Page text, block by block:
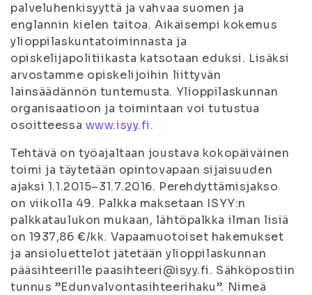
palveluhenkisyyttä ja vahvaa suomen ja
englannin kielen taitoa. Aikaisempi kokemus
ylioppilaskuntatoiminnasta ja
opiskelijapolitiikasta katsotaan eduksi. Lisäksi
arvostamme opiskelijoihin liittyvän
lainsäädännön tuntemusta. Ylioppilaskunnan
organisaatioon ja toimintaan voi tutustua
osoitteessa www.isyy.fi.
Tehtävä on työajaltaan joustava kokopäiväinen
toimi ja täytetään opintovapaan sijaisuuden
ajaksi 1.1.2015–31.7.2016. Perehdyttämisjakso
on viikolla 49. Palkka maksetaan ISYY:n
palkkataulukon mukaan, lähtöpalkka ilman lisiä
on 1937,86 €/kk. Vapaamuotoiset hakemukset
ja ansioluettelot jätetään ylioppilaskunnan
pääsihteerille paasihteeri@isyy.fi. Sähköpostiin
tunnus ”Edunvalvontasihteerihaku”. Nimeä